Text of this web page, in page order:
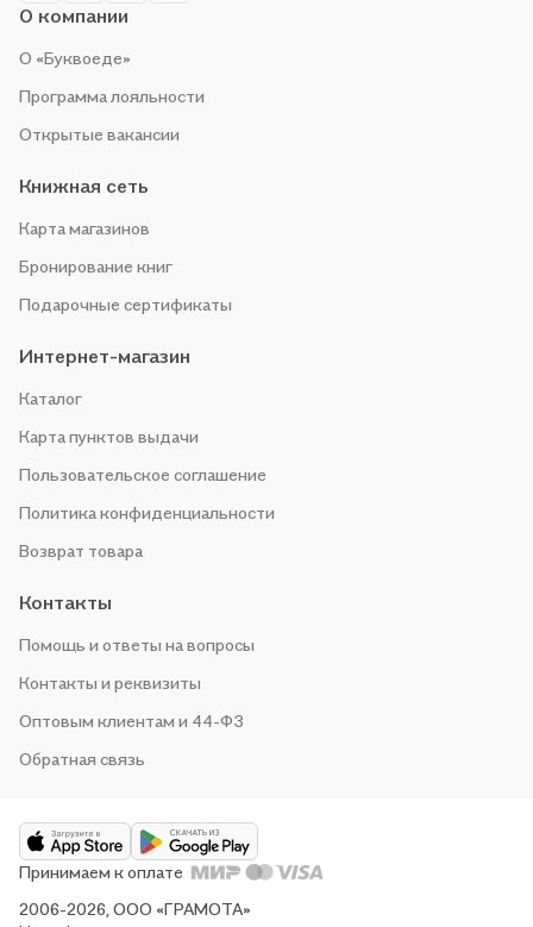
О компании
О «Буквоеде»
Программа лояльности
Открытые вакансии
Книжная сеть
Карта магазинов
Бронирование книг
Подарочные сертификаты
Интернет-магазин
Каталог
Карта пунктов выдачи
Пользовательское соглашение
Политика конфиденциальности
Возврат товара
Контакты
Помощь и ответы на вопросы
Контакты и реквизиты
Оптовым клиентам и 44-ФЗ
Обратная связь
2006-2026, ООО «ГРАМОТА»
Принимаем к оплате